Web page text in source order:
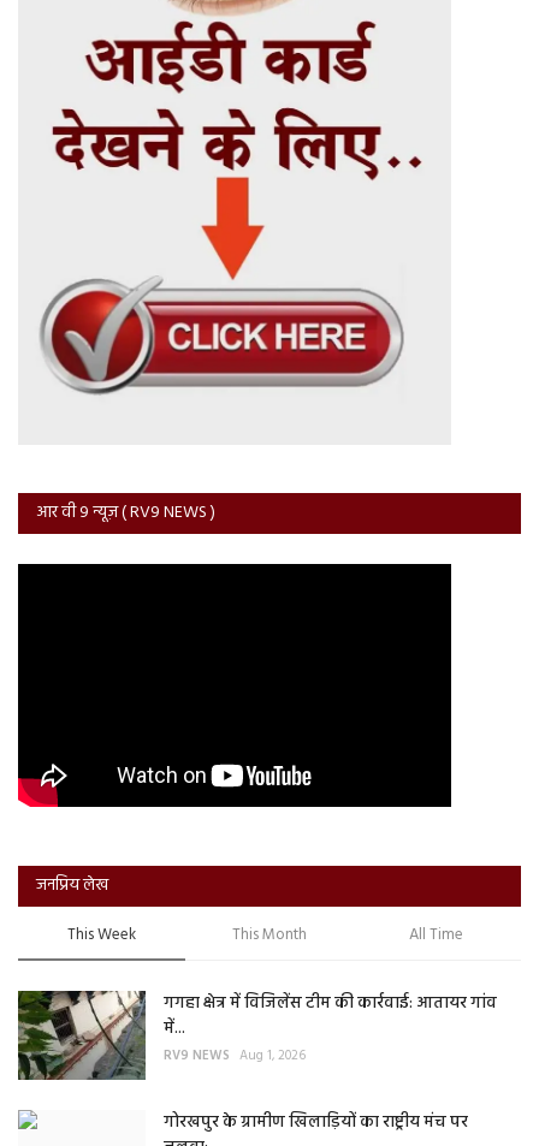
आर वी 9 न्यूज़ ( RV9 NEWS )
जनप्रिय लेख
This Week This Month All Time
गगहा क्षेत्र में विजिलेंस टीम की कार्रवाई: आतायर गांव
में...
RV9 NEWS Aug 1, 2026
गोरखपुर के ग्रामीण खिलाड़ियों का राष्ट्रीय मंच पर